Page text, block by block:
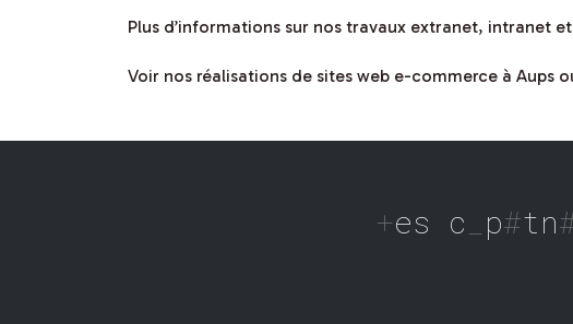
Plus d’informations sur nos travaux extranet, intranet
Voir nos réalisations de sites web e-commerce à Aups
des compétenc-s